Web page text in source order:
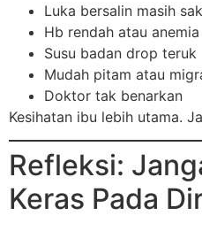
Luka bersalin masih
Hb rendah atau anemia
Susu badan drop teruk
Mudah pitam atau
Doktor tak benarkan
Kesihatan ibu lebih utama.
Refleksi:
Keras Pada